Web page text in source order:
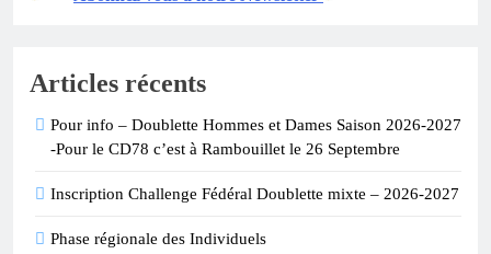
Articles récents
Pour info – Doublette Hommes et Dames Saison 2026-2027
-Pour le CD78 c’est à Rambouillet le 26 Septembre
Inscription Challenge Fédéral Doublette mixte – 2026-2027
Phase régionale des Individuels